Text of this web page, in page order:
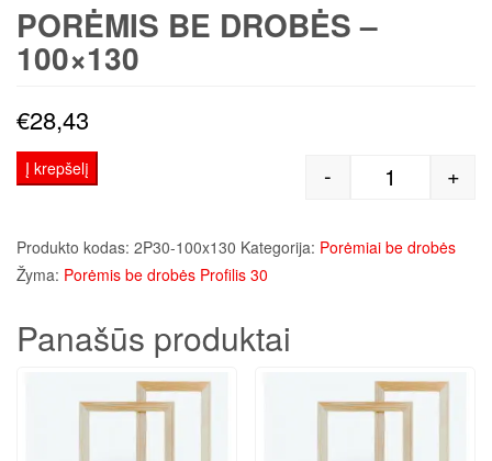
PORĖMIS BE DROBĖS –
100×130
€28,43
produkto
- +
Į krepšelį
Produkto kodas: 2P30-100x130 Kategorija: Porėmiai be drobės
Žyma: Porėmis be drobės Profilis 30
Panašūs produktai